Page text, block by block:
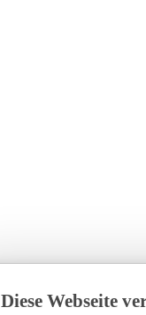
Diese Webseite